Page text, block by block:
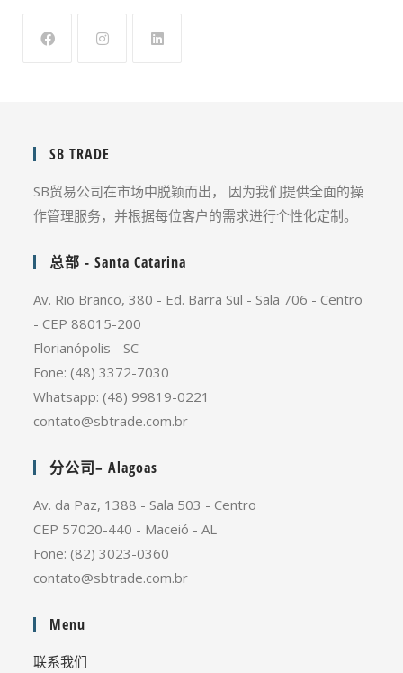
SB TRADE
SB贸易公司在市场中脱颖而出， 因为我们提供全面的操
作管理服务，并根据每位客户的需求进行个性化定制。
总部 - Santa Catarina
Av. Rio Branco, 380 - Ed. Barra Sul - Sala 706 - Centro
- CEP 88015-200
Florianópolis - SC
Fone: (48) 3372-7030
Whatsapp: (48) 99819-0221
contato@sbtrade.com.br
分公司– Alagoas
Av. da Paz, 1388 - Sala 503 - Centro
CEP 57020-440 - Maceió - AL
Fone: (82) 3023-0360
contato@sbtrade.com.br
Menu
联系我们